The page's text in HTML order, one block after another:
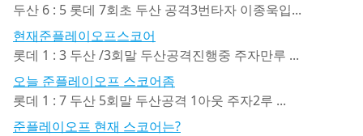
두산 6 : 5 롯데 7회초 두산 공격3번타자 이종욱입...
현재준플레이오프스코어
롯데 1 : 3 두산 /3회말 두산공격진행중 주자만루 ...
오늘 준플레이오프 스코어좀
롯데 1 : 7 두산 5회말 두산공격 1아웃 주자2루 ...
준플레이오프 현재 스코어는?